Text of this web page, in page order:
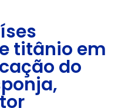
titânio em
do